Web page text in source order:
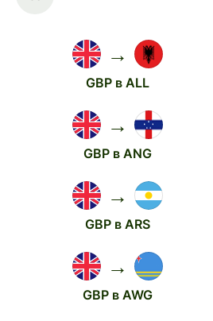
→
GBP в ALL
→
GBP в ANG
→
GBP в ARS
→
GBP в AWG